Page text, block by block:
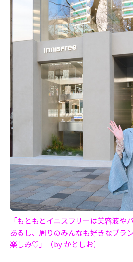
「もともとイニスフリーは美容液や
あるし、周りのみんなも好きなブラ
楽しみ♡」（by かとしお）